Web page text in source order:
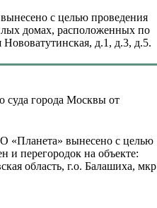
с целью проведения
домах, расположенных по
д.1, д.3, д.5.
суда города Москвы от
«Планета» вынесено с целью
и перегородок на объекте:
область, г.о. Балашиха,